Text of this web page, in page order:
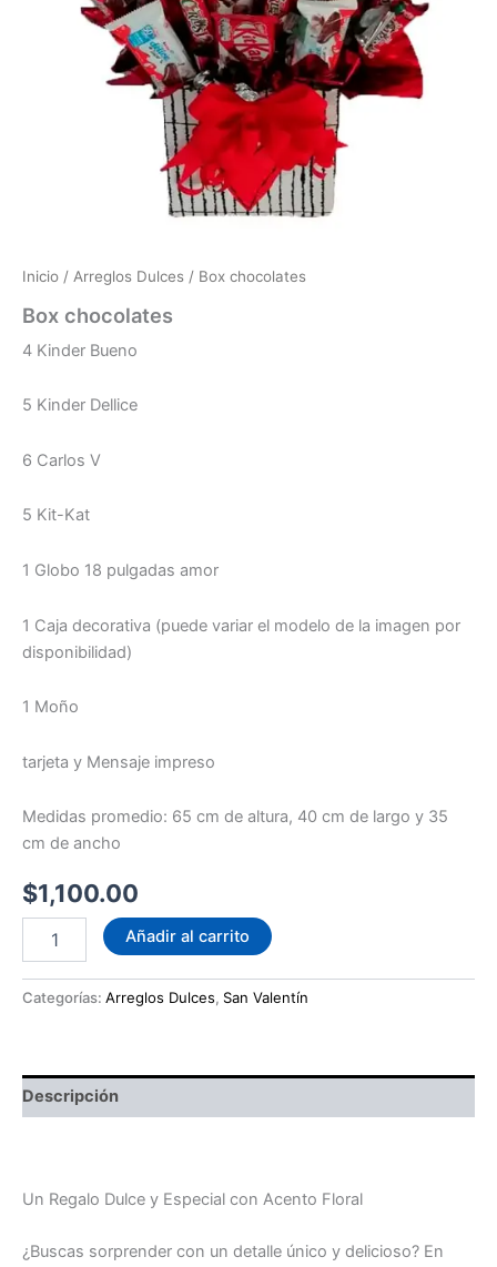
Inicio / Arreglos Dulces / Box chocolates
Box chocolates
4 Kinder Bueno
5 Kinder Dellice
6 Carlos V
5 Kit-Kat
1 Globo 18 pulgadas amor
1 Caja decorativa (puede variar el modelo de la imagen por
disponibilidad)
1 Moño
tarjeta y Mensaje impreso
Medidas promedio: 65 cm de altura, 40 cm de largo y 35
cm de ancho
$1,100.00
chocolates
Añadir al carrito
Categorías: Arreglos Dulces, San Valentín
Descripción
Un Regalo Dulce y Especial con Acento Floral
¿Buscas sorprender con un detalle único y delicioso? En